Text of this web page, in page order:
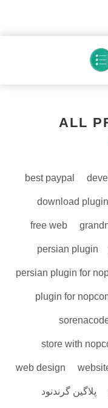
ALL
best paypal
download plugin
free web
persian plugin
persian plugin for
plugin for
store with
web design
پلاگین گرندنود